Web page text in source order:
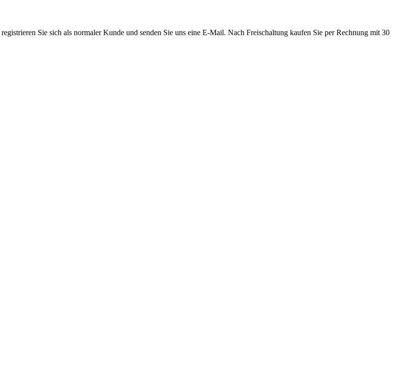
Sie sich als normaler Kunde und senden Sie uns eine E-Mail. Nach Freischaltung kaufen Sie per Rechnung mit 30